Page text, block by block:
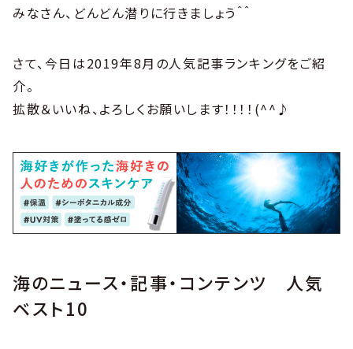
みなさん、どんどん潜りに行きましょう＾＾
さて、今日は2019年8月の人気記事ランキングをご紹
介。
拡散＆いいね、よろしくお願いします！！！！(^^♪
海のニュース・記事・コンテンツ 人気
ベスト10